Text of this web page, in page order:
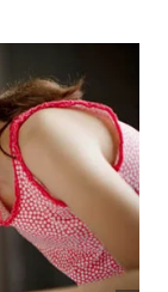
e manter
o gravy;
ao